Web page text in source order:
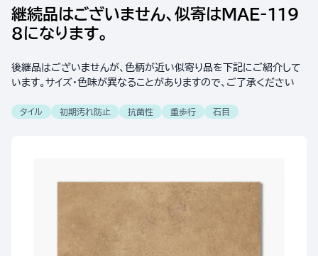
継続品はございません、似寄はMAE-119
8になります。
後継品はございませんが、色柄が近い似寄り品を下記にご紹介して
います。サイズ・色味が異なることがありますので、ご了承ください
タイル 初期汚れ防止 抗菌性 重歩行 石目